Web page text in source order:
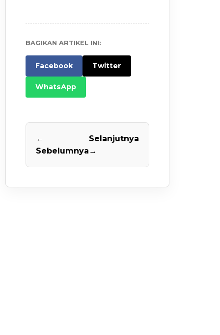
BAGIKAN ARTIKEL INI:
Facebook Twitter
WhatsApp
←
Sebelumnya
Selanjutnya
→